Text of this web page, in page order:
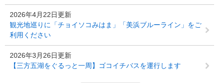
2026年4月22日更新
観光地巡りに「チョイソコみはま」「美浜ブルーライン」をご
利用ください
2026年3月26日更新
【三方五湖をぐるっと一周】ゴコイチバスを運行します